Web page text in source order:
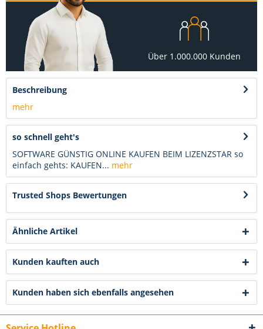
Über 1.000.000 Kunden
Beschreibung
mehr
so schnell geht's
SOFTWARE GÜNSTIG ONLINE KAUFEN BEIM LIZENZSTAR so
einfach gehts: KAUFEN... mehr
Trusted Shops Bewertungen
Ähnliche Artikel
Kunden kauften auch
Kunden haben sich ebenfalls angesehen